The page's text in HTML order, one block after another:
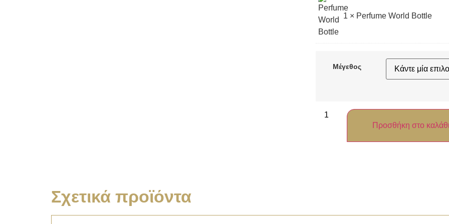
1 × Perfume World Bottle
Μέγεθος
Προσθήκη στο
Σχετικά προϊόντα